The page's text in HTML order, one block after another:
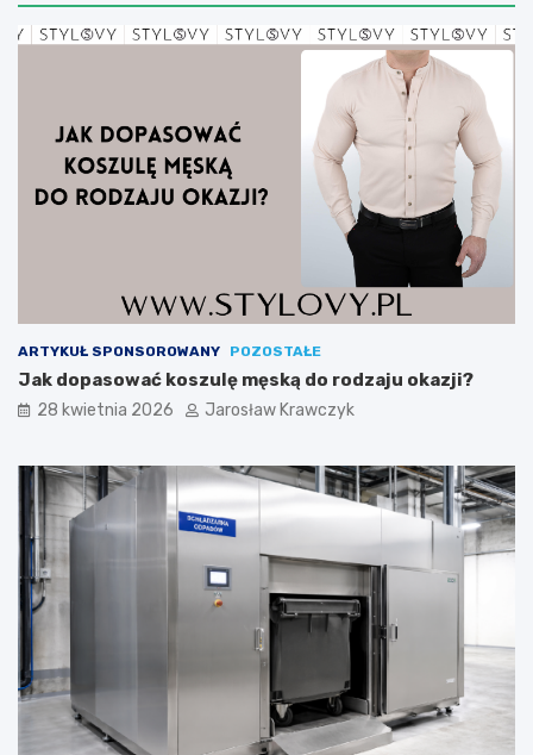
ARTYKUŁ SPONSOROWANY POZOSTAŁE
Jak dopasować koszulę męską do rodzaju okazji?
28 kwietnia 2026 Jarosław Krawczyk